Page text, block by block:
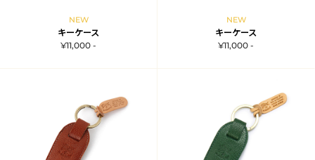
NEW
キーケース
¥11,000 -
NEW
キーケース
¥11,000 -